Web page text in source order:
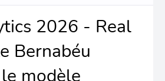
2026 - Real
Bernabéu
modèle